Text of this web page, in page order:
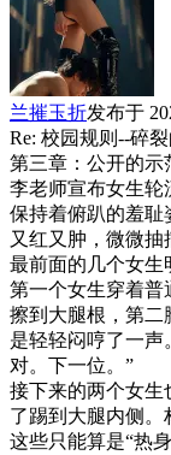
兰摧玉折发布于
Re: 校园规则--碎
第三章：公开的示
李老师宣布女生轮
保持着俯趴的羞耻
又红又肿，微微抽
最前面的几个女生
第一个女生穿着普
擦到大腿根，第二
是轻轻闷哼了一声
对。下一位。”
接下来的两个女生
了踢到大腿内侧。
这些只能算是“热身